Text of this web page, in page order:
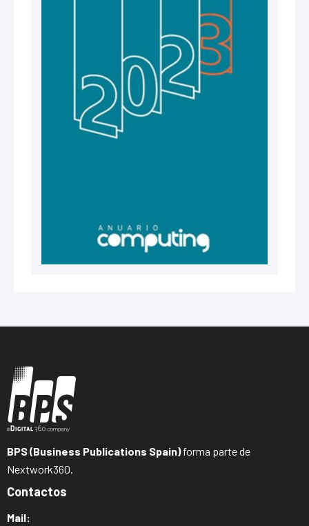
BPS (Business Publications Spain)forma parte de
Nextwork360.
Contactos
Mail: